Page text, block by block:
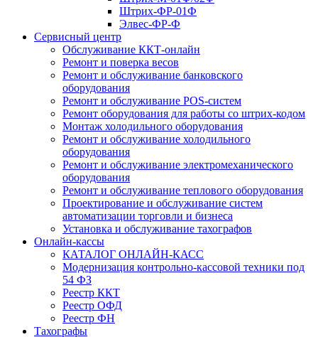
Штрих-ФР-01Ф
Элвес-ФР-Ф
Сервисный центр
Обслуживание ККТ-онлайн
Ремонт и поверка весов
Ремонт и обслуживание банковского
оборудования
Ремонт и обслуживание POS-систем
Ремонт оборудования для работы со штрих-кодом
Монтаж холодильного оборудования
Ремонт и обслуживание холодильного
оборудования
Ремонт и обслуживание электромеханического
оборудования
Ремонт и обслуживание теплового оборудования
Проектирование и обслуживание систем
автоматизации торговли и бизнеса
Установка и обслуживание тахографов
Онлайн-кассы
КАТАЛОГ ОНЛАЙН-КАСС
Модернизация контрольно-кассовой техники под
54 ФЗ
Реестр ККТ
Реестр ОФД
Реестр ФН
Тахографы